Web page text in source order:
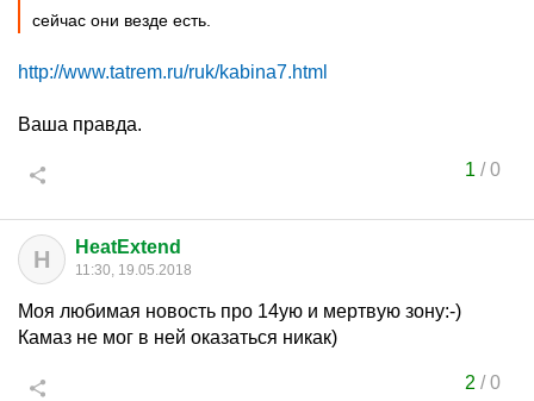
сейчас они везде есть.
http://www.tatrem.ru/ruk/kabina7.html
Ваша правда.
1 /0
H HeatExtend
11:30, 19.05.2018
Моя любимая новость про 14ую и мертвую зону:-)
Камаз не мог в ней оказаться никак)
2 /0